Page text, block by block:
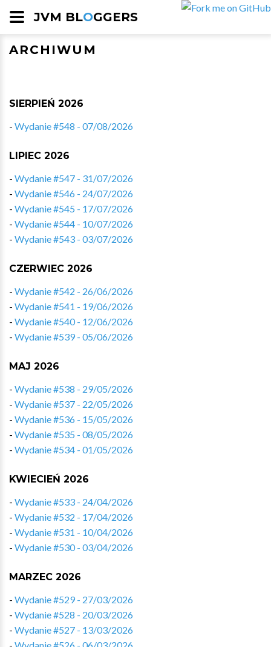
JVM BLOGGERS
ARCHIWUM
SIERPIEŃ 2026
- Wydanie #548 - 07/08/2026
LIPIEC 2026
- Wydanie #547 - 31/07/2026
- Wydanie #546 - 24/07/2026
- Wydanie #545 - 17/07/2026
- Wydanie #544 - 10/07/2026
- Wydanie #543 - 03/07/2026
CZERWIEC 2026
- Wydanie #542 - 26/06/2026
- Wydanie #541 - 19/06/2026
- Wydanie #540 - 12/06/2026
- Wydanie #539 - 05/06/2026
MAJ 2026
- Wydanie #538 - 29/05/2026
- Wydanie #537 - 22/05/2026
- Wydanie #536 - 15/05/2026
- Wydanie #535 - 08/05/2026
- Wydanie #534 - 01/05/2026
KWIECIEŃ 2026
- Wydanie #533 - 24/04/2026
- Wydanie #532 - 17/04/2026
- Wydanie #531 - 10/04/2026
- Wydanie #530 - 03/04/2026
MARZEC 2026
- Wydanie #529 - 27/03/2026
- Wydanie #528 - 20/03/2026
- Wydanie #527 - 13/03/2026